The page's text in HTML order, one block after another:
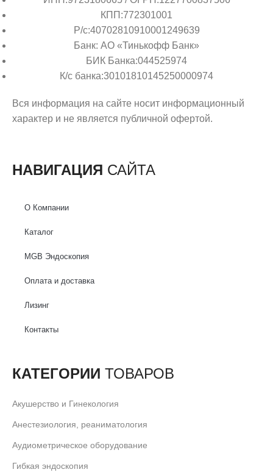
КПП:772301001
Р/с:40702810910001249639
Банк: АО «Тинькофф Банк»
БИК Банка:044525974
К/с банка:30101810145250000974
Вся информация на сайте носит информационный
характер и не является публичной офертой.
НАВИГАЦИЯ САЙТА
О Компании
Каталог
MGB Эндоскопия
Оплата и доставка
Лизинг
Контакты
КАТЕГОРИИ ТОВАРОВ
Акушерство и Гинекология
Анестезиология, реаниматология
Аудиометрическое оборудование
Гибкая эндоскопия